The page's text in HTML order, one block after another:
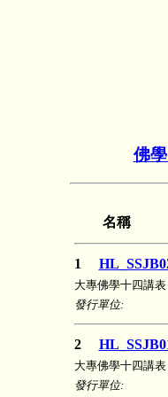
佛
名稱
1
大專佛學十四講表
發行單位:
2
大專佛學十四講表
發行單位: